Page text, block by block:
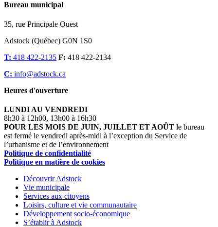
Bureau municipal
35, rue Principale Ouest
Adstock (Québec) G0N 1S0
T: 418 422-2135 F: 418 422-2134
C: info@adstock.ca
Heures d'ouverture
LUNDI AU VENDREDI
8h30 à 12h00, 13h00 à 16h30
POUR LES MOIS DE JUIN, JUILLET ET AOÛT le bureau
est fermé le vendredi après-midi à l’exception du Service de
l’urbanisme et de l’environnement
Politique de confidentialité
Politique en matière de cookies
Découvrir Adstock
Vie municipale
Services aux citoyens
Loisirs, culture et vie communautaire
Développement socio-économique
S’établir à Adstock